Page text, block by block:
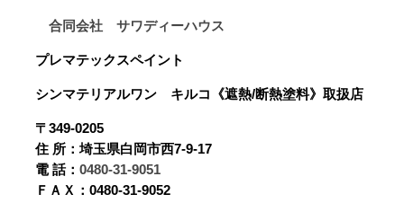
合同会社 サワディーハウス
プレマテックスペイント
シンマテリアルワン キルコ《遮熱/断熱塗料》 取扱店
〒349-0205
住 所：埼玉県白岡市西7-9-17
電 話： 0480-31-9051
ＦＡＸ：0480-31-9052